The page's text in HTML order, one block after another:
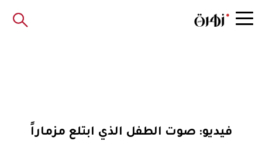
فيديو: صوت الطفل الذي ابتلع مزماراً